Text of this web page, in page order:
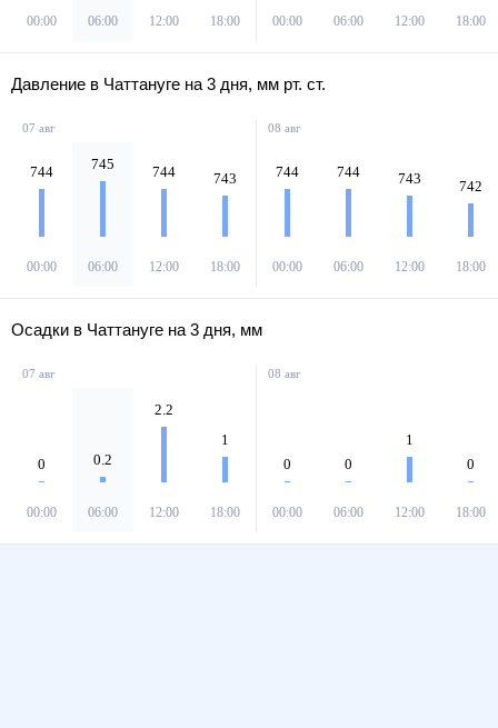
00:00 06:00 12:00 18:00 00:00 06:00 12:00 18:00
Давление в Чаттануге на 3 дня, мм рт. ст.
07 авг
744
00:00
745
06:00
744
12:00
743
18:00
08 авг
744
00:00
744
06:00
743
12:00
742
18:00
Осадки в Чаттануге на 3 дня, мм
07 авг
0
00:00
0.2
06:00
2.2
12:00
1
18:00
08 авг
0
00:00
0
06:00
1
12:00
0
18:00